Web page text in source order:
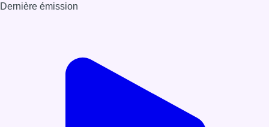
Dernière émission